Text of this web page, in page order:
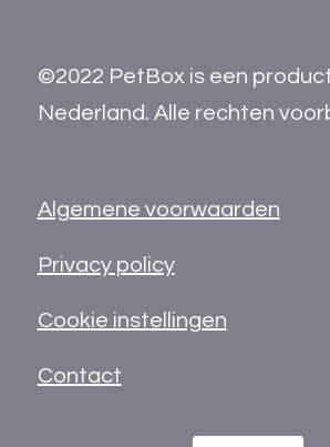
©2022 PetBox is een
Nederland. Alle rechten
Algemene voorwaarden
Privacy policy
Cookie instellingen
Contact